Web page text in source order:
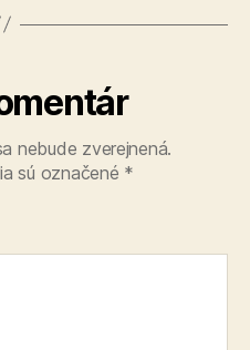
nebude zverejnená.
sú označené *